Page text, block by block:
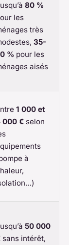
80 %
les
très
35-
% pour les
aisés
1 000 et
000 € selon
à
50 000
sans intérêt,